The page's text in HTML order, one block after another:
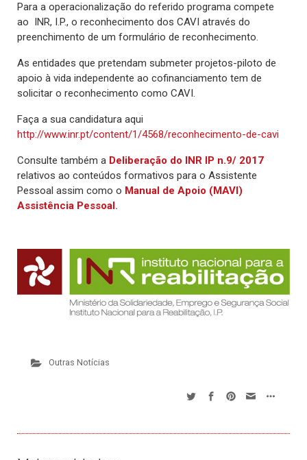
Para a operacionalização do referido programa compete
ao INR, I.P., o reconhecimento dos CAVI através do
preenchimento de um formulário de reconhecimento.
As entidades que pretendam submeter projetos-piloto de
apoio à vida independente ao cofinanciamento tem de
solicitar o reconhecimento como CAVI.
Faça a sua candidatura aqui
http://www.inr.pt/content/1/4568/reconhecimento-de-cavi
Consulte também a Deliberação do INR IP n.9/ 2017
relativos ao conteúdos formativos para o Assistente
Pessoal assim como o Manual de Apoio (MAVI)
Assistência Pessoal .
Outras Notícias